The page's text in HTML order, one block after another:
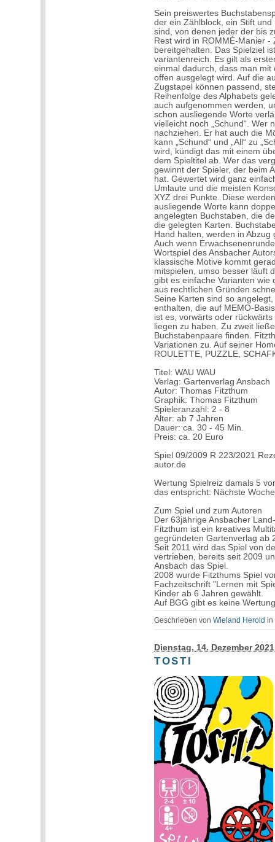
Sein preiswertes
der ein Zählblock, ein Stift
sind, von denen jeder der bis
Rest wird in ROMMÉ-Manier
bereitgehalten. Das Spielziel
variantenreich. Es gilt als
einmal dadurch, dass man
offen ausgelegt wird. Auf die
Zugstapel können passend,
Reihenfolge des Alphabets
auch aufgenommen werden,
schon ausliegende Worte
vielleicht noch „Schund“. Wer
nachziehen. Er hat auch die
kann „Schund“ und „All“ zu
wird, kündigt das mit einem
dem Spieltitel ab. Wer das
gewinnt der Spieler, der beim
hat. Gewertet wird ganz
Umlaute und die meisten
XYZ drei Punkte. Diese
ausliegende Worte kann
angelegten Buchstaben, die
die gelegten Karten.
Hand halten, werden in Abzug
Auch wenn
Wortspiel des Ansbacher
klassische Motive kommt
mitspielen, umso besser läuft
gibt es einfache Varianten wie
aus rechtlichen Gründen
Seine Karten sind so
enthalten, die auf MEMO-
ist es, vorwärts oder
liegen zu haben. Zu zweit
Buchstabenpaare finden.
Variationen zu. Auf seiner
ROULETTE, PUZZLE,
Titel: WAU WAU
Verlag: Gartenverlag Ansbach
Autor: Thomas Fitzthum
Graphik: Thomas Fitzthum
Spieleranzahl: 2 - 8
Alter: ab 7 Jahren
Dauer: ca. 30 - 45 Min.
Preis: ca. 20 Euro
Spiel 09/2009 R 223/2021
autor.de
Wertung Spielreiz damals 5
das entspricht: Nächste
Zum Spiel und zum Autoren
Der 63jährige Ansbacher
Fitzthum ist ein kreatives
gegründeten Gartenverlag ab
Seit 2011 wird das Spiel von
vertrieben, bereits seit 2009
Ansbach das Spiel.
2008 wurde Fitzthums Spiel
Fachzeitschrift "Lernen mit
Kinder ab 6 Jahren gewählt.
Auf BGG gibt es keine
Geschrieben vonWieland Herold in
Dienstag, 14. Dezember 2021
TOSTI